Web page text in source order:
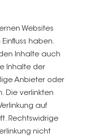
Websites
haben.
Inhalte auch
Inhalte der
Anbieter oder
Die verlinkten
auf
Rechtswidrige
nicht